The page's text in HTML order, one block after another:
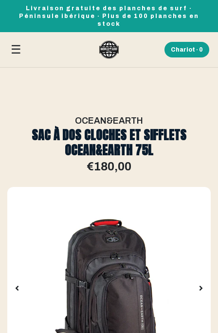
Livraison gratuite des planches de surf ·
Péninsule ibérique · Plus de 100 planches en
stock
☰ Chariot · 0
OCEAN&EARTH
SAC À DOS CLOCHES ET SIFFLETS
OCEAN&EARTH 75L
€180,00